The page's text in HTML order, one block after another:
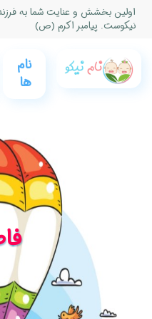
اسم
پسر
|اسم
وبلاگ
فروشگاه